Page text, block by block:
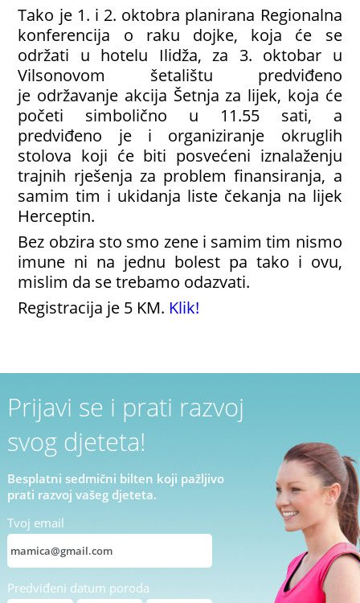
Tako je 1. i 2. oktobra planirana Regionalna
konferencija o raku dojke, koja će se
održati u hotelu Ilidža, za 3. oktobar u
Vilsonovom šetalištu predviđeno
je održavanje akcija Šetnja za lijek, koja će
početi simbolično u 11.55 sati, a
predviđeno je i organiziranje okruglih
stolova koji će biti posvećeni iznalaženju
trajnih rješenja za problem finansiranja, a
samim tim i ukidanja liste čekanja na lijek
Herceptin.
Bez obzira sto smo zene i samim tim nismo
imune ni na jednu bolest pa tako i ovu,
mislim da se trebamo odazvati.
Registracija je 5 KM. Klik!
Prijavi se i prati razvoj
svog djeteta!
Besplatni sedmični bilten koji pažljivo
prati razvoj vašeg djeteta.
Tvoj email
Predviđeni datum poroda